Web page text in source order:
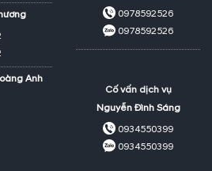
Anh
0978592526
0978592526
Cố vấn dịch vụ
Nguyễn Đình Sáng
0934550399
0934550399